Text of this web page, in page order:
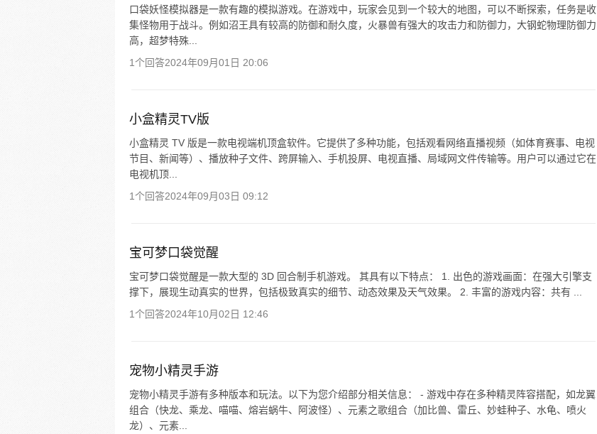
口袋妖怪模拟器是一款有趣的模拟游戏。在游戏中，玩家会见到一个较大的地图，可以不断探索，任务是收
集怪物用于战斗。例如沼王具有较高的防御和耐久度，火暴兽有强大的攻击力和防御力，大钢蛇物理防御力
高，超梦特殊...
1个回答2024年09月01日 20:06
小盒精灵TV版
小盒精灵 TV 版是一款电视端机顶盒软件。它提供了多种功能，包括观看网络直播视频（如体育赛事、电视
节目、新闻等）、播放种子文件、跨屏输入、手机投屏、电视直播、局域网文件传输等。用户可以通过它在
电视机顶...
1个回答2024年09月03日 09:12
宝可梦口袋觉醒
宝可梦口袋觉醒是一款大型的 3D 回合制手机游戏。 其具有以下特点： 1. 出色的游戏画面：在强大引擎支
撑下，展现生动真实的世界，包括极致真实的细节、动态效果及天气效果。 2. 丰富的游戏内容：共有 ...
1个回答2024年10月02日 12:46
宠物小精灵手游
宠物小精灵手游有多种版本和玩法。以下为您介绍部分相关信息： - 游戏中存在多种精灵阵容搭配，如龙翼
组合（快龙、乘龙、喵喵、熔岩蜗牛、阿波怪）、元素之歌组合（加比兽、雷丘、妙蛙种子、水龟、喷火
龙）、元素...